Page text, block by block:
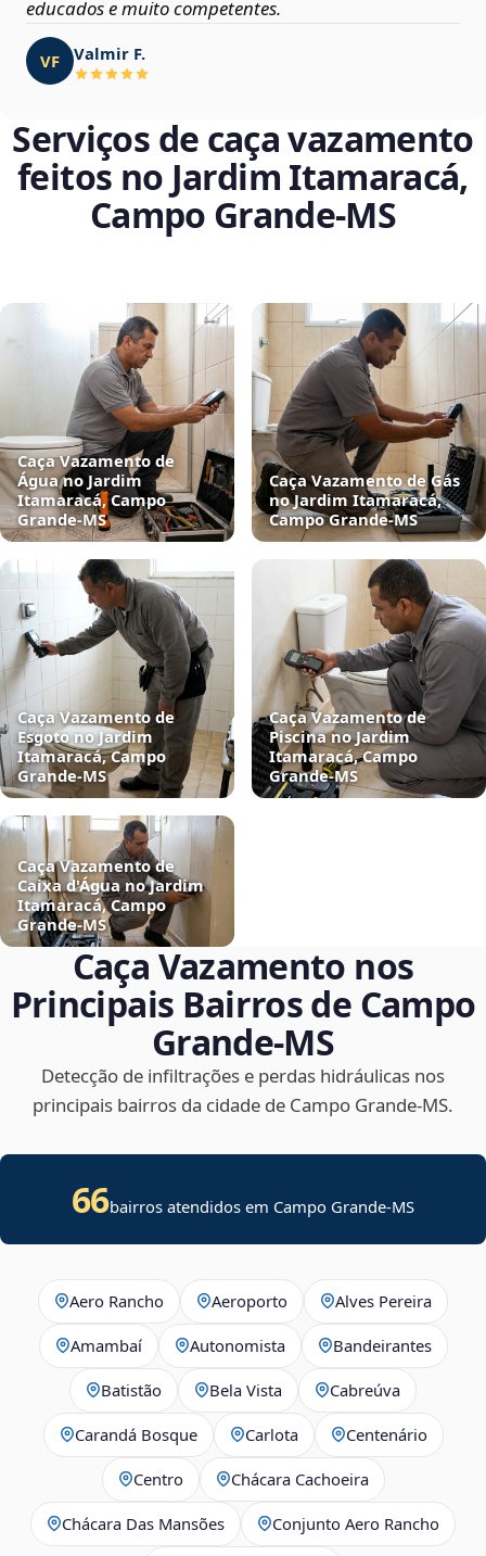
educados e muito competentes.
VF Valmir F.
Serviços de caça vazamento
feitos no Jardim Itamaracá,
Campo Grande‑MS
Caça Vazamento de
Água no Jardim
Itamaracá, Campo
Grande‑MS
Caça Vazamento de Gás
no Jardim Itamaracá,
Campo Grande‑MS
Caça Vazamento de
Esgoto no Jardim
Itamaracá, Campo
Grande‑MS
Caça Vazamento de
Piscina no Jardim
Itamaracá, Campo
Grande‑MS
Caça Vazamento de
Caixa d'Água no Jardim
Itamaracá, Campo
Grande‑MS
Caça Vazamento nos
Principais Bairros de Campo
Grande‑MS
Detecção de infiltrações e perdas hidráulicas nos
principais bairros da cidade de Campo Grande‑MS.
66bairros atendidos em Campo Grande-MS
Aero Rancho Aeroporto Alves Pereira
Amambaí Autonomista Bandeirantes
Batistão Bela Vista Cabreúva
Carandá Bosque Carlota Centenário
Centro Chácara Cachoeira
Chácara Das Mansões Conjunto Aero Rancho